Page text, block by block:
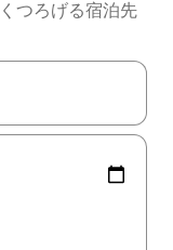
つろげる宿泊先
を使って移動するか